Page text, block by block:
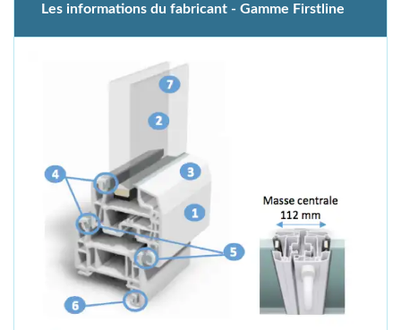
Les informations du fabricant - Gamme Firstline